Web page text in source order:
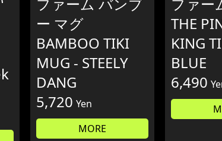
ー マグ
BAMBOO TIKI
MUG - STEELY
DANG
5,720 Yen
MORE
THE
KING
BLUE
6,490